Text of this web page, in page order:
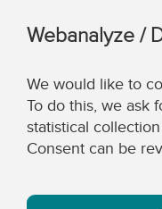
Webanalyze /
We would like to
To do this, we ask
statistical
Consent can be